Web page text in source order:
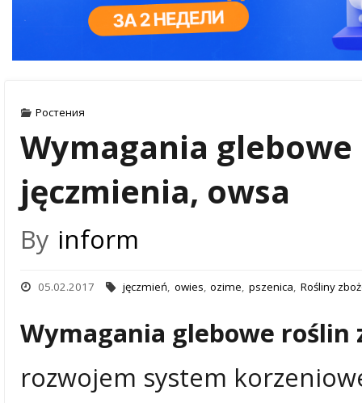
Ростения
Wymagania
jęczmienia, owsa
By inform
05.02.2017 jęczmień, owies, ozime, pszenica, Rośliny
Wymagania glebowe roślin
rozwojem system